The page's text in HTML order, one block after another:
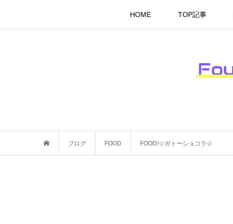
HOME TOP記事
ブログ FOOD FOOD/☆ガトーショコラ☆